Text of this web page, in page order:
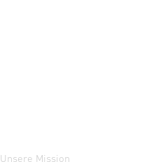
Unsere Mission